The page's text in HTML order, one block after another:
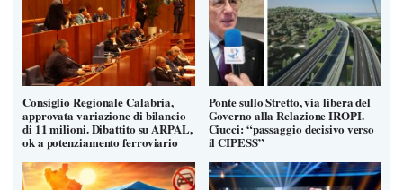
Consiglio Regionale Calabria,
approvata variazione di bilancio
di 11 milioni. Dibattito su ARPAL,
ok a potenziamento ferroviario
Ponte sullo Stretto, via libera del
Governo alla Relazione IROPI.
Ciucci: “passaggio decisivo verso
il CIPESS”